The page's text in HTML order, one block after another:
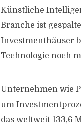
Künstliche
Branche ist
Investmenthäuser
Technologie noch
Unternehmen wie
um
das weltweit 133,6